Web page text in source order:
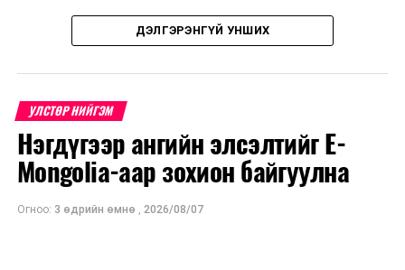
ДЭЛГЭРЭНГҮЙ УНШИХ
УЛСТӨР НИЙГЭМ
Нэгдүгээр ангийн элсэлтийг E-
Mongolia-аар зохион байгуулна
Огноо: 3 өдрийн өмнө , 2026/08/07